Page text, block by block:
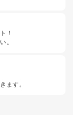
！
。
ます。